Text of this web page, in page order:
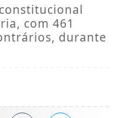
com 461
durante